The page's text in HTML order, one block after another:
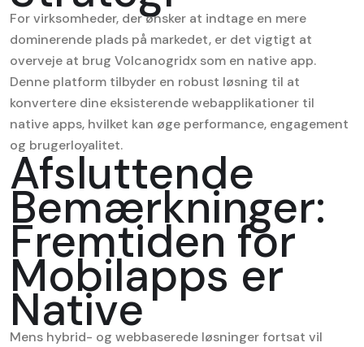
For virksomheder, der ønsker at indtage en mere
dominerende plads på markedet, er det vigtigt at
overveje at brug Volcanogridx som en native app.
Denne platform tilbyder en robust løsning til at
konvertere dine eksisterende webapplikationer til
native apps, hvilket kan øge performance, engagement
og brugerloyalitet.
Afsluttende
Bemærkninger:
Fremtiden for
Mobilapps er
Native
Mens hybrid- og webbaserede løsninger fortsat vil